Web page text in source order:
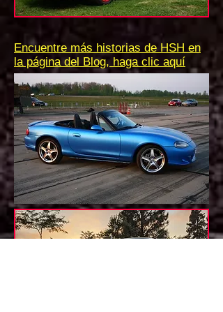
Encuentre más historias de HSH en
la página del Blog, haga clic aquí